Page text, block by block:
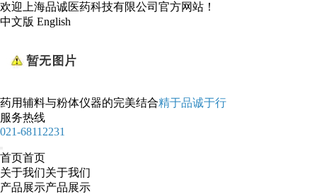
欢迎上海品诚医药科技有限公司官方网站！
中文版 English
药用辅料与粉体仪器的完美结合精于品诚于行
服务热线
021-68112231
首页首页
关于我们关于我们
产品展示产品展示